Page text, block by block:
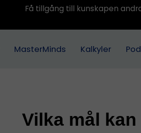
Få tillgång till kunskapen
MasterMinds Kalkyler
Vilka mål